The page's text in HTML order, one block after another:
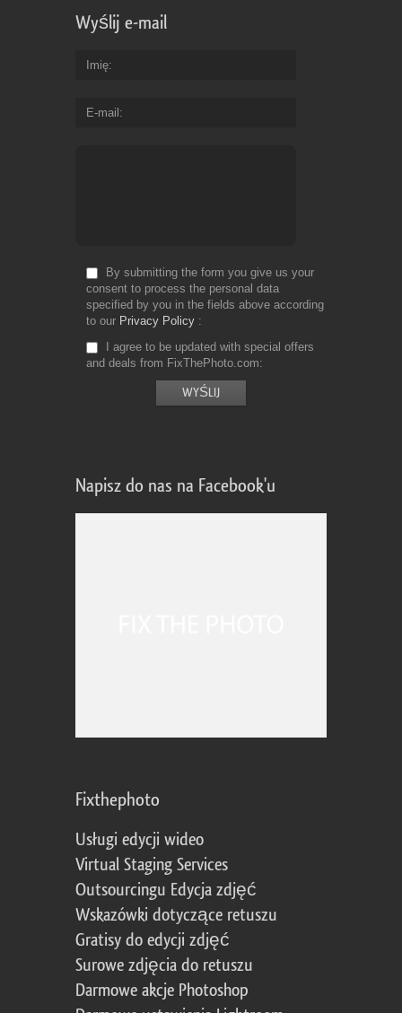
Wyślij e-mail
Imię
E-mail
By submitting the form you give us your
consent to process the personal data
specified by you in the fields above according
to our Privacy Policy
I agree to be updated with special offers
and deals from FixThePhoto.com
Napisz do nas na Facebook'u
Fixthephoto
Usługi edycji wideo
Virtual Staging Services
Outsourcingu Edycja zdjęć
Wskazówki dotyczące retuszu
Gratisy do edycji zdjęć
Surowe zdjęcia do retuszu
Darmowe akcje Photoshop